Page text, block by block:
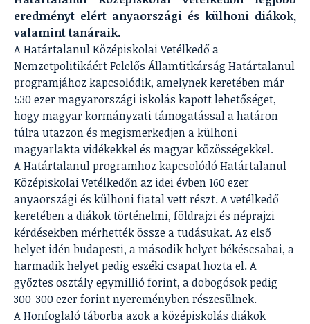
eredményt elért anyaországi és külhoni diákok,
valamint tanáraik.
A Határtalanul Középiskolai Vetélkedő a
Nemzetpolitikáért Felelős Államtitkárság Határtalanul
programjához kapcsolódik, amelynek keretében már
530 ezer magyarországi iskolás kapott lehetőséget,
hogy magyar kormányzati támogatással a határon
túlra utazzon és megismerkedjen a külhoni
magyarlakta vidékekkel és magyar közösségekkel.
A Határtalanul programhoz kapcsolódó Határtalanul
Középiskolai Vetélkedőn az idei évben 160 ezer
anyaországi és külhoni fiatal vett részt. A vetélkedő
keretében a diákok történelmi, földrajzi és néprajzi
kérdésekben mérhették össze a tudásukat. Az első
helyet idén budapesti, a második helyet békéscsabai, a
harmadik helyet pedig eszéki csapat hozta el. A
győztes osztály egymillió forint, a dobogósok pedig
300-300 ezer forint nyereményben részesülnek.
A Honfoglaló táborba azok a középiskolás diákok